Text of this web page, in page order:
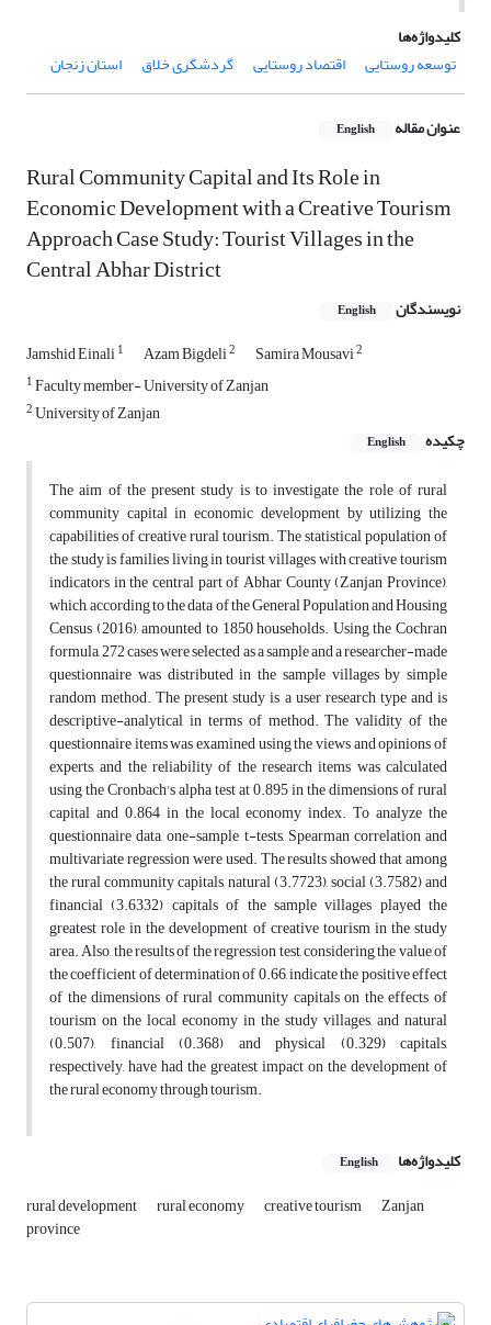
کلیدواژه‌ها
توسعه روستایی
اقتصاد روستایی گردشگری خلاق استان زنجان
عنوان مقاله English
Rural Community Capital and Its Role in
Economic Development with a Creative Tourism
Approach Case Study: Tourist Villages in the
Central Abhar District
نویسندگان English
Jamshid Einali1 Azam Bigdeli2 Samira Mousavi2
1Faculty member- University of Zanjan
2University of Zanjan
چکیده
English
The aim of the present study is to investigate the role of rural
community capital in economic development by utilizing the
capabilities of creative rural tourism. The statistical population of
the study is families living in tourist villages with creative tourism
indicators in the central part of Abhar County (Zanjan Province),
which, according to the data of the General Population and Housing
Census (2016), amounted to 1850 households. Using the Cochran
formula, 272 cases were selected as a sample and a researcher-made
questionnaire was distributed in the sample villages by simple
random method. The present study is a user research type and is
descriptive-analytical in terms of method. The validity of the
questionnaire items was examined using the views and opinions of
experts, and the reliability of the research items was calculated
using the Cronbach's alpha test at 0.895 in the dimensions of rural
capital and 0.864 in the local economy index. To analyze the
questionnaire data, one-sample t-tests, Spearman correlation and
multivariate regression were used. The results showed that among
the rural community capitals, natural (3.7723), social (3.7582) and
financial (3.6332) capitals of the sample villages played the
greatest role in the development of creative tourism in the study
area. Also, the results of the regression test, considering the value of
the coefficient of determination of 0.66, indicate the positive effect
of the dimensions of rural community capitals on the effects of
tourism on the local economy in the study villages, and natural
(0.507), financial (0.368) and physical (0.329) capitals,
respectively, have had the greatest impact on the development of
the rural economy through tourism.
کلیدواژه‌ها English
rural development rural economy creative tourism Zanjan
province